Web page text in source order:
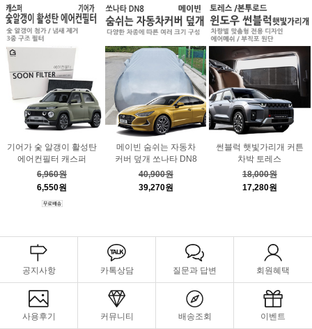
기어가 숯 알갱이 활성탄
에어컨필터 캐스퍼
6,960원
6,550원
메이빈 숨쉬는 자동차
커버 덮개 쏘나타 DN8
40,900원
39,270원
썬블럭 햇빛가리개 커튼
차박 토레스
18,000원
17,280원
공지사항 카톡상담 질문과 답변 회원혜택
사용후기 커뮤니티 배송조회 이벤트